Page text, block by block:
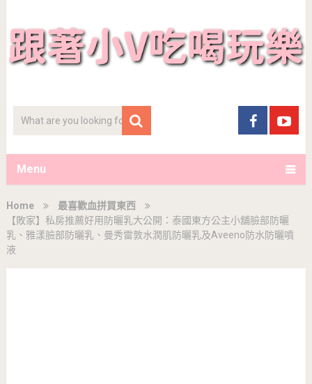
Menu
Home
最喜歡血拼買東西
【敗家】私房推薦好用防曬乳大公開：泰國東方公主小舖臉部防曬
乳、雅漾臉部防曬乳、曼秀雷敦水潤肌防曬乳及Aveeno防水防曬噴
液